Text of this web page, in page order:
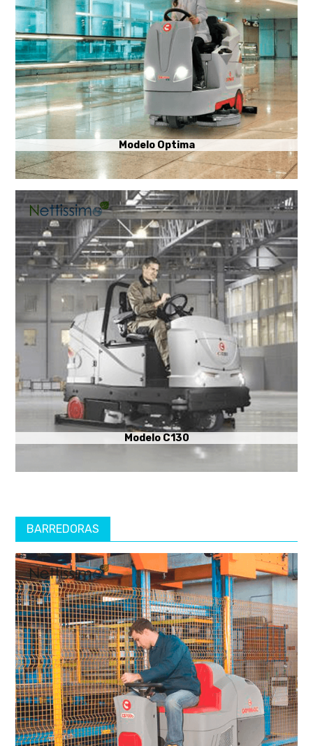
Modelo Optima
Modelo C130
BARREDORAS